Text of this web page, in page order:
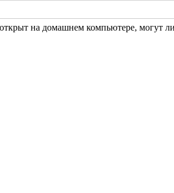
на домашнем компьютере, могут